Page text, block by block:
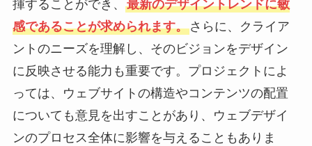
揮することができ、 最新のデザイントレンドに敏
感であることが求められます。さらに、クライア
ントのニーズを理解し、そのビジョンをデザイン
に反映させる能力も重要です。プロジェクトによ
っては、ウェブサイトの構造やコンテンツの配置
についても意見を出すことがあり、ウェブデザイ
ンのプロセス全体に影響を与えることもありま